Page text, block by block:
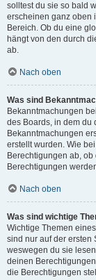
solltest du sie so bald
erscheinen ganz oben
Bereich. Ob du eine
hängt von den durch
ab.
Nach oben
Was sind
Bekanntmachungen
des Boards, in dem du
Bekanntmachungen
erstellt wurden. Wie
Berechtigungen ab,
Berechtigungen
Nach oben
Was sind wichtige
Wichtige Themen
sind nur auf der ersten
weswegen du sie
deinen
die Berechtigungen